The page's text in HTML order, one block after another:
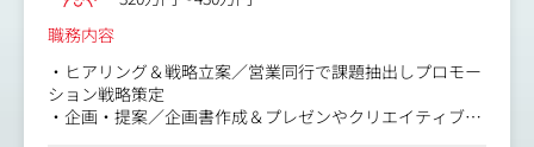
す。
くことがミッションです。
【仕事内容（変更の範囲）】会社の定める業務
職務内容
・ヒアリング＆戦略立案／営業同行で課題抽出しプロモー
ション戦略策定
・企画・提案／企画書作成＆プレゼンやクリエイティブ・